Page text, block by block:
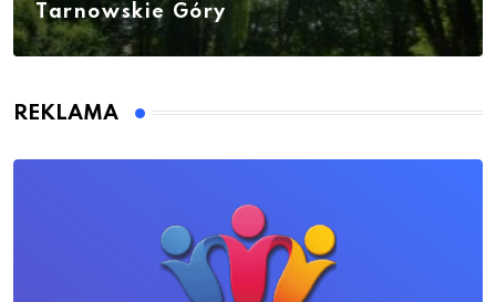
Tarnowskie Góry
REKLAMA